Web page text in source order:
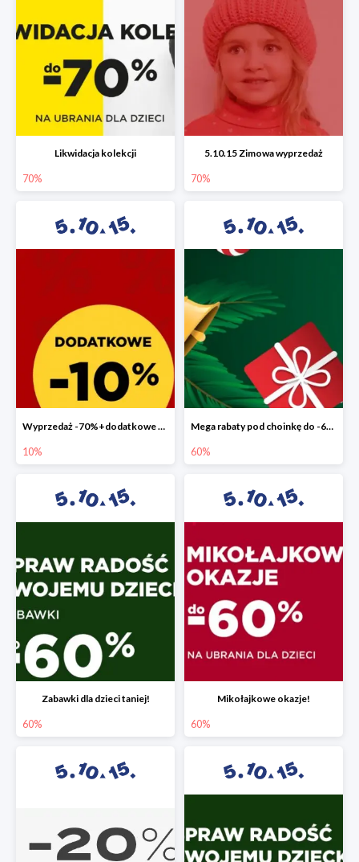
Likwidacja kolekcji
70%
5.10.15 Zimowa wyprzedaż
70%
Wyprzedaż -70%+dodatkowe 10%
10%
Mega rabaty pod choinkę do -60%
60%
Zabawki dla dzieci taniej!
60%
Mikołajkowe okazje!
60%